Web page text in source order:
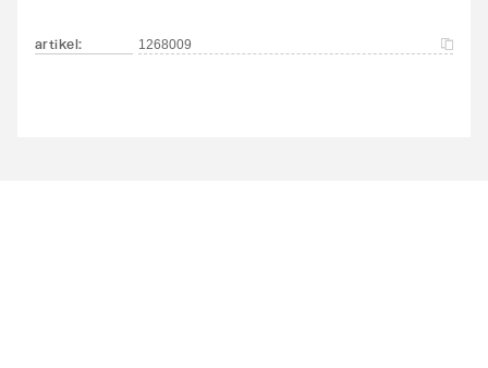
artikel: 1268009